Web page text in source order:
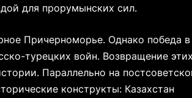
для прорумынских сил.
Причерноморье. Однако победа в
турецких войн. Возвращение этих
Параллельно на
конструкты: Казахстан